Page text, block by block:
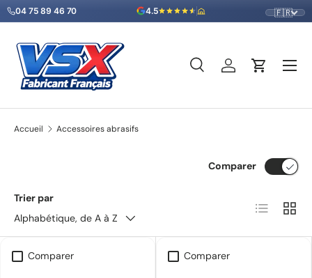
Aller au contenu
04 75 89 46 70 4.5 🇫🇷
Recherche
Type de produit
RechercheSe connecter
Panier
Menu
Accueil Accessoires abrasifs
Trier par
Alphabétique, de A à Z
Comparer
Liste Grille
Comparer Comparer